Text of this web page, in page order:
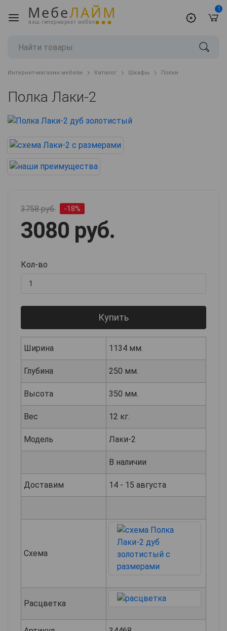
МебеЛАЙМ
ваш гипермаркет мебели
1
Интернет-магазин мебели Каталог Шкафы Полки
Полка Лаки-2
3758 руб. -18%
3080 руб.
Кол-во
Купить
Ширина 1134 мм.
Глубина 250 мм.
Высота 350 мм.
Вес 12 кг.
Модель Лаки-2
В наличии
Доставим 14 - 15 августа
Схема
Расцветка